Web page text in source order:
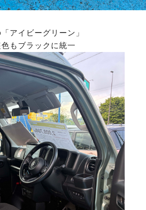
アイビーグリーン」
もブラックに統一